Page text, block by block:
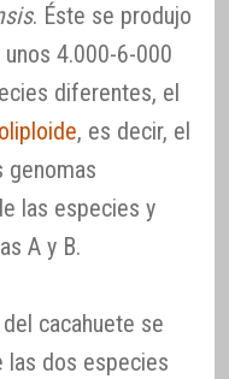
. Éste se produjo
4.000-6-000
diferentes, el
, es decir, el
genomas
las especies y
A y B.
cacahuete se
las dos especies